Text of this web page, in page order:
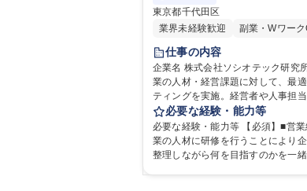
東京都千代田区
業界未経験歓迎
副業・Wワー
仕事の内容
企業名 株式会社ソシオテック研究所 求人名 【コンサルティング営業】自動車販売店の組織変革を支援！研修企画の営業 仕事の内容 トヨタ自動車販売店を始めとし
業の人材・経営課題に対して、最適な人材育成研修の企画・提案を
ティングを実施。経営者や人事担
細設計/講師・開発チームとの連携→研
ルティング営業】自動車販売店の
必要な経験・能力等
必要な経験・能力等 【必須】■営業経
業の人材に研修を行うことにより
整理しながら何を目指すのかを一